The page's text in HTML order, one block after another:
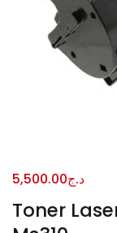
Toner
د.ج5,500.00